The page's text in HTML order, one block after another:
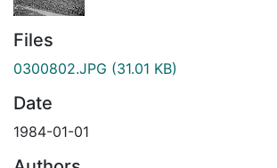
Files
0300802.JPG (31.01 KB)
Date
1984-01-01